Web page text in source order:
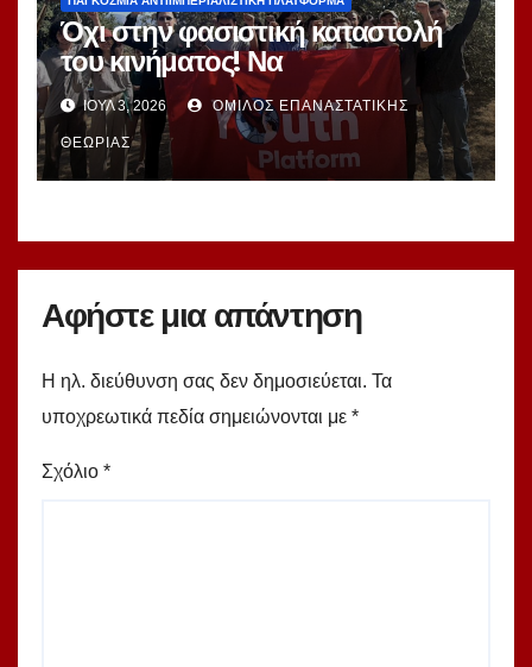
Όχι στην φασιστική καταστολή
του κινήματος! Να
απελευθερωθούν αμέσως οι
αντιιμπεριαλιστές νεολαίοι που
συνέλαβε το καθεστώς της
Τουρκίας!
ΙΟΎΛ 3, 2026 ΌΜΙΛΟΣ ΕΠΑΝΑΣΤΑΤΙΚΉΣ
ΘΕΩΡΊΑΣ
Αφήστε μια απάντηση
Η ηλ. διεύθυνση σας δεν δημοσιεύεται. Τα
υποχρεωτικά πεδία σημειώνονται με *
Σχόλιο *